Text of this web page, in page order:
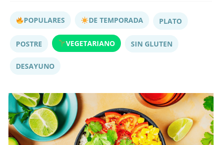
POPULARES DE TEMPORADA PLATO
POSTRE VEGETARIANO SIN GLUTEN
DESAYUNO